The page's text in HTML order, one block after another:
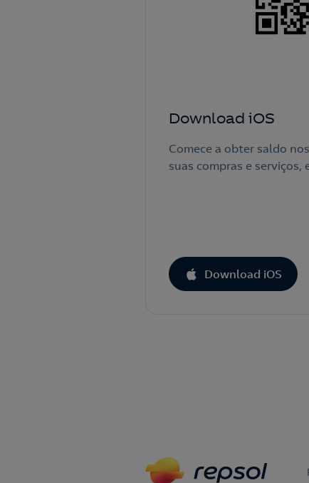
Download iOS
Comece a obter saldo
suas compras e serviços,
Download iOS